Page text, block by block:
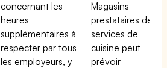
concernant les
heures
supplémentaires à
respecter par tous
les employeurs, y
Magasins
prestataires de
services de
cuisine peut
prévoir